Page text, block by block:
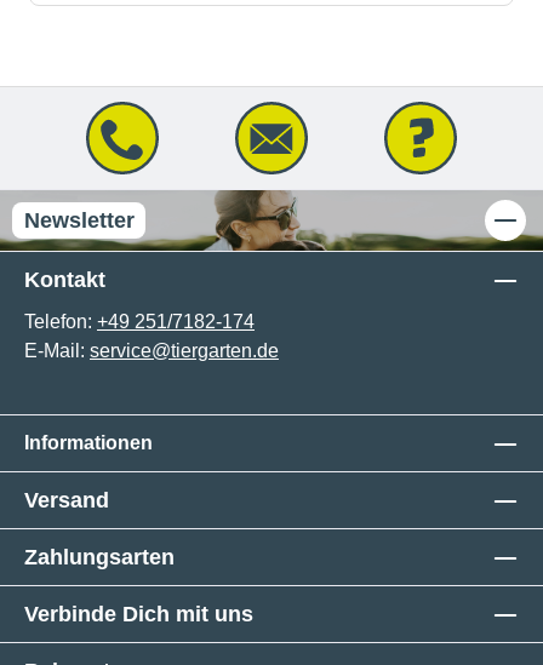
Newsletter
Kontakt
Telefon: +49 251/7182-174
E-Mail: service@tiergarten.de
Informationen
Versand
Zahlungsarten
Verbinde Dich mit uns